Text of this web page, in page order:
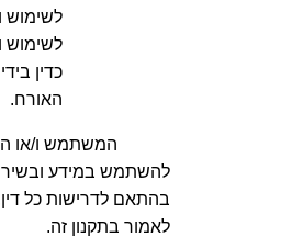
לשימוש
לשימוש
כדין
האורח.
המשתמש ו/או
להשתמש במידע
בהתאם לדרישות כל
לאמור בתקנון זה.